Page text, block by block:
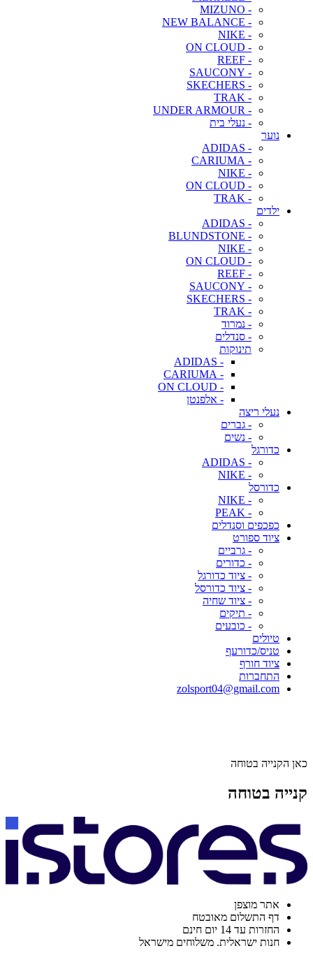
- MIZUNO
- NEW BALANCE
- NIKE
- ON CLOUD
- REEF
- SAUCONY
- SKECHERS
- TRAK
- UNDER ARMOUR
- נעלי בית
נוער
- ADIDAS
- CARIUMA
- NIKE
- ON CLOUD
- TRAK
ילדים
- ADIDAS
- BLUNDSTONE
- NIKE
- ON CLOUD
- REEF
- SAUCONY
- SKECHERS
- TRAK
- נמרוד
- סנדלים
תינוקות
- ADIDAS
- CARIUMA
- ON CLOUD
- אלפנטן
נעלי ריצה
- גברים
- נשים
כדורגל
- ADIDAS
- NIKE
כדורסל
- NIKE
- PEAK
כפכפים וסנדלים
ציוד ספורט
- גרביים
- כדורים
- ציוד כדורגל
- ציוד כדורסל
- ציוד שחיה
- תיקים
- כובעים
טיולים
טניס/כדורעף
ציוד חורף
התחברות
zolsport04@gmail.com
כאן הקנייה בטוחה
קנייה בטוחה
אתר מוצפן
דף התשלום מאובטח
החזרות עד 14 יום חינם
חנות ישראלית. משלוחים מישראל